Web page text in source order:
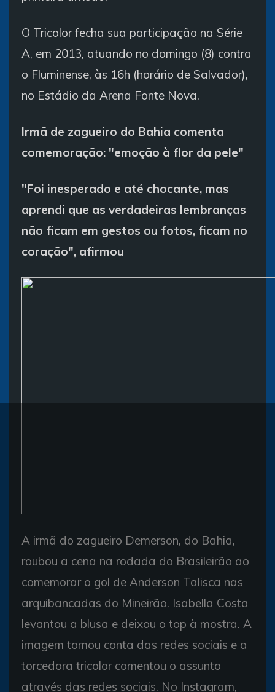
O Tricolor fecha sua participação na Série
A, em 2013, atuando no domingo (8) contra
o Fluminense, às 16h (horário de Salvador),
no Estádio da Arena Fonte Nova.
Irmã de zagueiro do Bahia comenta
comemoração: "emoção à flor da pele"
"Foi inesperado e até chocante, mas
aprendi que as verdadeiras lembranças
não ficam em gestos ou fotos, ficam no
coração", afirmou
A irmã do zagueiro Demerson, do Bahia,
roubou a cena na rodada do Brasileirão ao
comemorar o gol de Anderson Talisca nas
arquibancadas do Mineirão. Isabella Costa
levantou a blusa e deixou o top à mostra. A
imagem tomou conta das redes sociais e a
torcedora tricolor comentou o assunto
através das redes sociais. No Instagram,